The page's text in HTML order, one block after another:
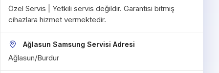
Özel Servis | Yetkili servis değildir. Garantisi bitmiş
cihazlara hizmet vermektedir.
Ağlasun Samsung Servisi Adresi
Ağlasun/Burdur